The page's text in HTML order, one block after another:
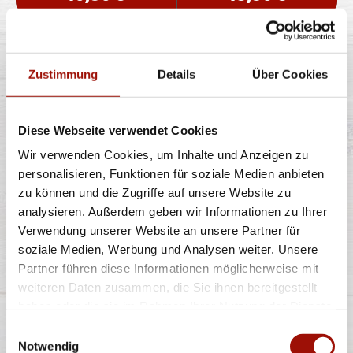
Zustimmung Details Über Cookies
Diese Webseite verwendet Cookies
Wir verwenden Cookies, um Inhalte und Anzeigen zu
personalisieren, Funktionen für soziale Medien anbieten
zu können und die Zugriffe auf unsere Website zu
analysieren. Außerdem geben wir Informationen zu Ihrer
Verwendung unserer Website an unsere Partner für
soziale Medien, Werbung und Analysen weiter. Unsere
Partner führen diese Informationen möglicherweise mit
weiteren Daten zusammen, die Sie ihnen bereitgestellt
Notwendig
BBQ CHEESE BURGER
Soft Bun, Homestyle Burger (125g) - 100% Rind, Bacon,
rote Zwiebeln, Lollo Bionda
... mehr
einfach
10,90 €
doppelt
13,90 €
LOUISIANA BURGER
Soft Bun, Homestyle Burger (125g) - 100% Rind,